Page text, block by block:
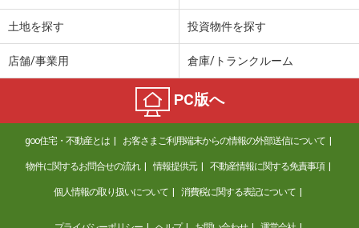
山形県山形市千歳１
4.40万円
住 所
山形県山形市千歳１
専有面積 32.43m²
間取り
ワンルーム
山形県米沢市中央３丁目
土地を探す 投資物件を探す
店舗/事業用 倉庫/トランクルーム
PC版へ
goo住宅・不動産とは お客さまご利用端末からの情報の外部送信について
物件に関するお問合せの流れ 情報提供元 不動産情報に関する免責事項
個人情報の取り扱いについて 消費税に関する表記について